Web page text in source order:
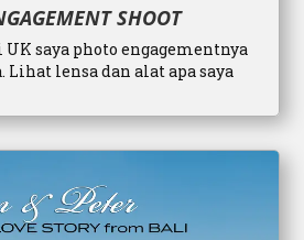
SHOOT
saya photo engagementnya
Lihat lensa dan alat apa saya